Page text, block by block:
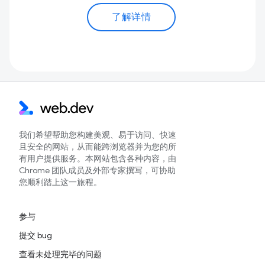
了解详情
我们希望帮助您构建美观、易于访问、快速
且安全的网站，从而能跨浏览器并为您的所
有用户提供服务。本网站包含各种内容，由
Chrome 团队成员及外部专家撰写，可协助
您顺利踏上这一旅程。
参与
提交 bug
查看未处理完毕的问题